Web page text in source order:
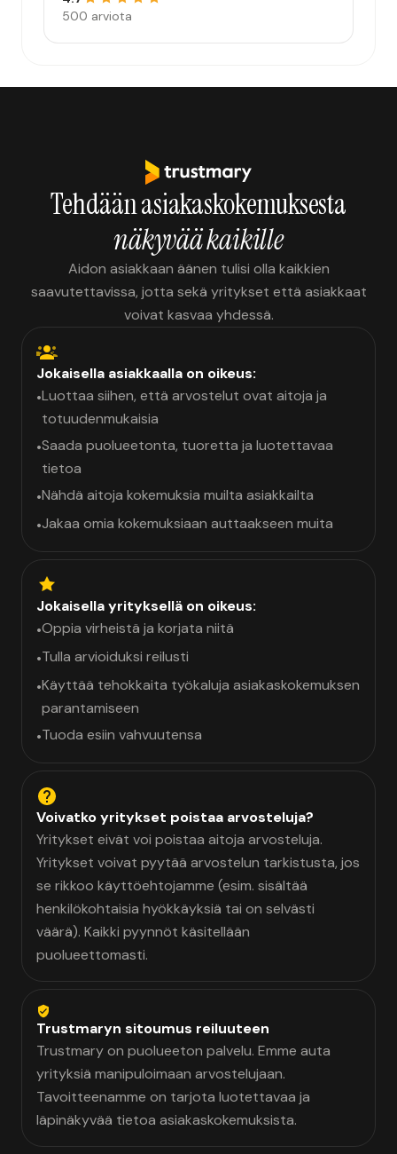
500 arviota
Tehdään asiakaskokemuksesta
näkyvää kaikille
Aidon asiakkaan äänen tulisi olla kaikkien
saavutettavissa, jotta sekä yritykset että asiakkaat
voivat kasvaa yhdessä.
Jokaisella asiakkaalla on oikeus:
•Luottaa siihen, että arvostelut ovat aitoja ja
totuudenmukaisia
•Saada puolueetonta, tuoretta ja luotettavaa
tietoa
•Nähdä aitoja kokemuksia muilta asiakkailta
•Jakaa omia kokemuksiaan auttaakseen muita
Jokaisella yrityksellä on oikeus:
•Oppia virheistä ja korjata niitä
•Tulla arvioiduksi reilusti
•Käyttää tehokkaita työkaluja asiakaskokemuksen
parantamiseen
•Tuoda esiin vahvuutensa
Voivatko yritykset poistaa arvosteluja?
Yritykset eivät voi poistaa aitoja arvosteluja.
Yritykset voivat pyytää arvostelun tarkistusta, jos
se rikkoo käyttöehtojamme (esim. sisältää
henkilökohtaisia hyökkäyksiä tai on selvästi
väärä). Kaikki pyynnöt käsitellään
puolueettomasti.
Trustmaryn sitoumus reiluuteen
Trustmary on puolueeton palvelu. Emme auta
yrityksiä manipuloimaan arvostelujaan.
Tavoitteenamme on tarjota luotettavaa ja
läpinäkyvää tietoa asiakaskokemuksista.